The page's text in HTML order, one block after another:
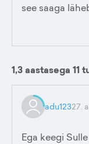
see saaga
1,3 aastasega 11
adu12327.
Ega keegi